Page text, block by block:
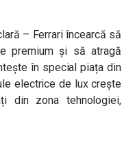
– Ferrari încearcă să
premium și să atragă
în special piața din
electrice de lux crește
din zona tehnologiei,